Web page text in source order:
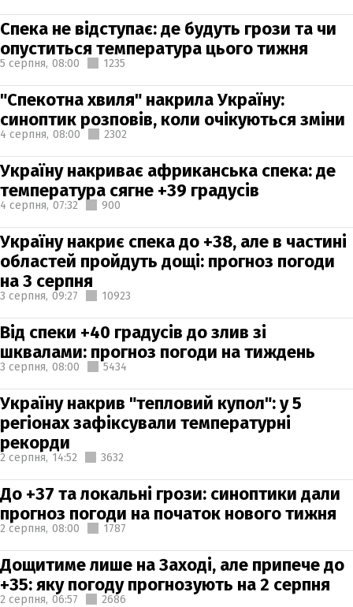
Спека не відступає: де будуть грози та чи
опуститься температура цього тижня
5 серпня, 08:00 1235
"Спекотна хвиля" накрила Україну:
синоптик розповів, коли очікуються зміни
4 серпня, 08:00 2302
Україну накриває африканська спека: де
температура сягне +39 градусів
4 серпня, 07:32 900
Україну накриє спека до +38, але в частині
областей пройдуть дощі: прогноз погоди
на 3 серпня
3 серпня, 09:27 10923
Від спеки +40 градусів до злив зі
шквалами: прогноз погоди на тиждень
3 серпня, 08:00 5434
Україну накрив "тепловий купол": у 5
регіонах зафіксували температурні
рекорди
2 серпня, 14:52 3632
До +37 та локальні грози: синоптики дали
прогноз погоди на початок нового тижня
2 серпня, 08:00 1787
Дощитиме лише на Заході, але припече до
+35: яку погоду прогнозують на 2 серпня
2 серпня, 06:57 2686